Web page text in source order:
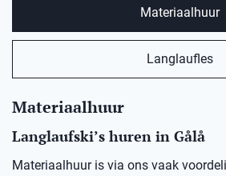
Materiaalhuur
Langlaufles
Materiaalhuur
Langlaufski’s huren in Gålå
Materiaalhuur is via ons vaak